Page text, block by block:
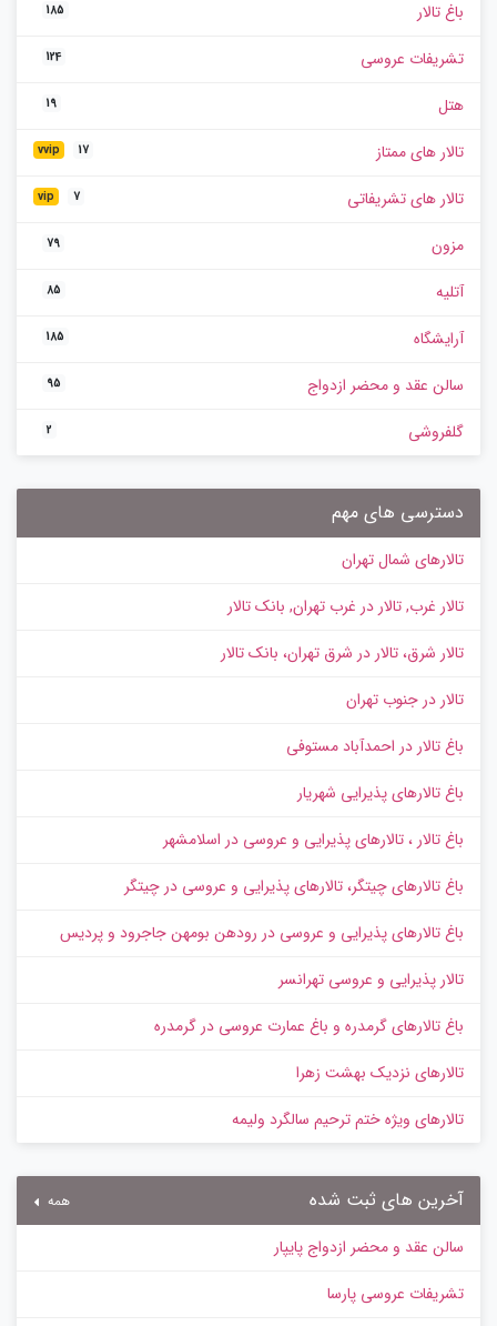
باغ تالار 185
تشریفات عروسی 124
هتل 19
تالار های ممتاز vvip 17
تالار های تشریفاتی vip 7
مزون 79
آتلیه 85
آرایشگاه 185
سالن عقد و محضر ازدواج 95
گلفروشی 2
دسترسی های مهم
تالارهای شمال تهران
تالار غرب, تالار در غرب تهران, بانک تالار
تالار شرق، تالار در شرق تهران، بانک تالار
تالار در جنوب تهران
باغ تالار در احمدآباد مستوفی
باغ تالارهای پذیرایی شهریار
باغ تالار ، تالارهای پذیرایی و عروسی در اسلامشهر
باغ تالارهای چیتگر، تالارهای پذیرایی و عروسی در چیتگر
باغ تالارهای پذیرایی و عروسی در رودهن بومهن جاجرود و پردیس
تالار پذیرایی و عروسی تهرانسر
باغ تالارهای گرمدره و باغ عمارت عروسی در گرمدره
تالارهای نزدیک بهشت زهرا
تالارهای ویژه ختم ترحیم سالگرد ولیمه
آخرین های ثبت شده همه
سالن عقد و محضر ازدواج پایپار
تشریفات عروسی پارسا